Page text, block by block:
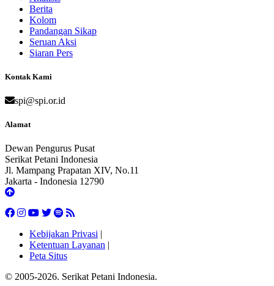
Berita
Kolom
Pandangan Sikap
Seruan Aksi
Siaran Pers
Kontak Kami
spi@spi.or.id
Alamat
Dewan Pengurus Pusat
Serikat Petani Indonesia
Jl. Mampang Prapatan XIV, No.11
Jakarta - Indonesia 12790
Kebijakan Privasi |
Ketentuan Layanan |
Peta Situs
© 2005-2026. Serikat Petani Indonesia.